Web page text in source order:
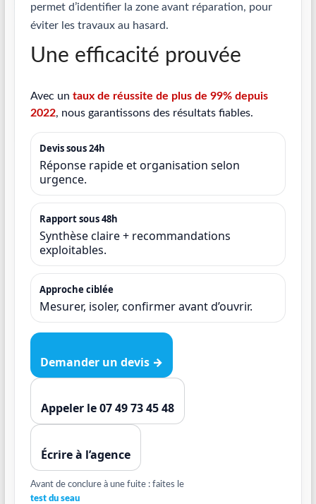
permet d’identifier la zone avant réparation, pour
éviter les travaux au hasard.
Une efficacité prouvée
Avec un taux de réussite de plus de 99% depuis
2022, nous garantissons des résultats fiables.
Devis sous 24h
Réponse rapide et organisation selon
urgence.
Rapport sous 48h
Synthèse claire + recommandations
exploitables.
Approche ciblée
Mesurer, isoler, confirmer avant d’ouvrir.
Demander un devis →
Appeler le 07 49 73 45 48
Écrire à l’agence
Avant de conclure à une fuite : faites le
test du seau